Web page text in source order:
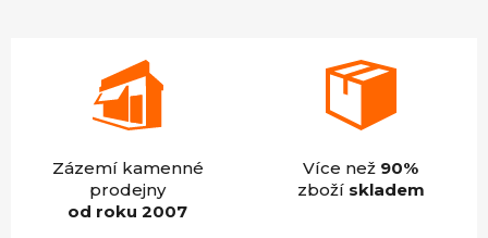
Zázemí kamenné
prodejny
od roku 2007
Více než 90%
zboží skladem